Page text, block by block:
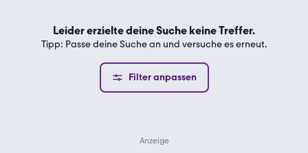
Leider erzielte deine Suche keine Treffer.
Tipp: Passe deine Suche an und versuche es erneut.
Filter anpassen